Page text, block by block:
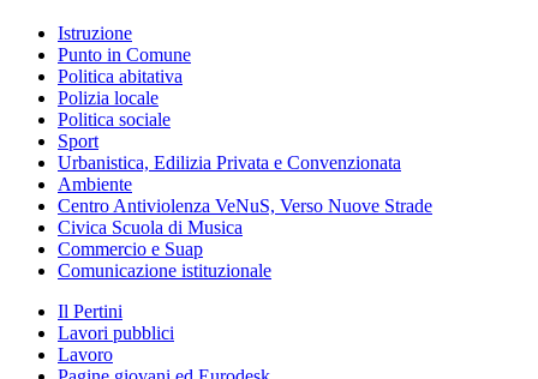
Istruzione
Punto in Comune
Politica abitativa
Polizia locale
Politica sociale
Sport
Urbanistica, Edilizia Privata e Convenzionata
Ambiente
Centro Antiviolenza VeNuS, Verso Nuove Strade
Civica Scuola di Musica
Commercio e Suap
Comunicazione istituzionale
Il Pertini
Lavori pubblici
Lavoro